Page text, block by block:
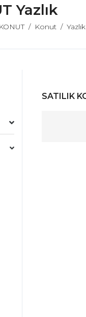
Yazlık
Konut Yazlık
SATILIK